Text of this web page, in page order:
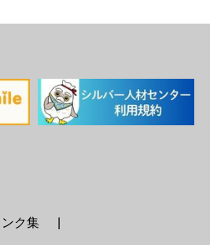
ンク集